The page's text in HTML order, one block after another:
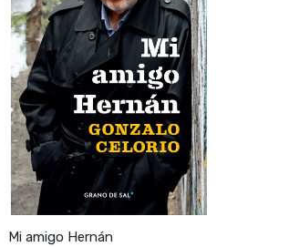
Mi amigo Hernán